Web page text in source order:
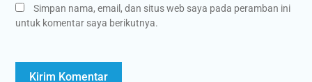
Simpan nama, email, dan situs web saya pada peramban ini
untuk komentar saya berikutnya.